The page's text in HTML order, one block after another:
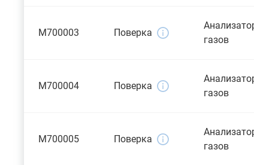
M700003 Поверка
газов
M700004 Поверка
газов
M700005 Поверка
газов